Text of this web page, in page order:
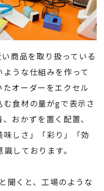
商品を取り扱っている
うな仕組みを作って
オーダーをエクセル
食材の量がgで表示さ
おかずを置く配置、
しさ」「彩り」「効
しております。
聞くと、工場のような